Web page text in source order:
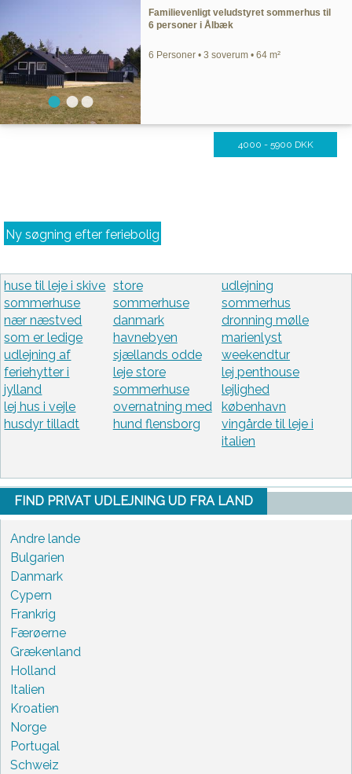
Familievenligt veludstyret sommerhus til
6 personer i Ålbæk
6 Personer • 3 soverum • 64 m²
4000 - 5900 DKK
Ny søgning efter feriebolig
huse til leje i skive
sommerhuse
nær næstved
som er ledige
udlejning af
feriehytter i
jylland
lej hus i vejle
husdyr tilladt
store
sommerhuse
danmark
havnebyen
sjællands odde
leje store
sommerhuse
overnatning med
hund flensborg
udlejning
sommerhus
dronning mølle
marienlyst
weekendtur
lej penthouse
lejlighed
københavn
vingårde til leje i
italien
FIND PRIVAT UDLEJNING UD FRA LAND
Andre lande
Bulgarien
Danmark
Cypern
Frankrig
Færøerne
Grækenland
Holland
Italien
Kroatien
Norge
Portugal
Schweiz